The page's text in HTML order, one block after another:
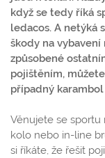
když se tedy říká
ledacos. A netýká
škody na
způsobené
pojištěním,
případný
Věnujete se sportu
kolo nebo in-line
si říkáte, že řešit